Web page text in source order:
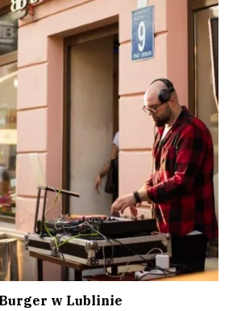
w Lublinie